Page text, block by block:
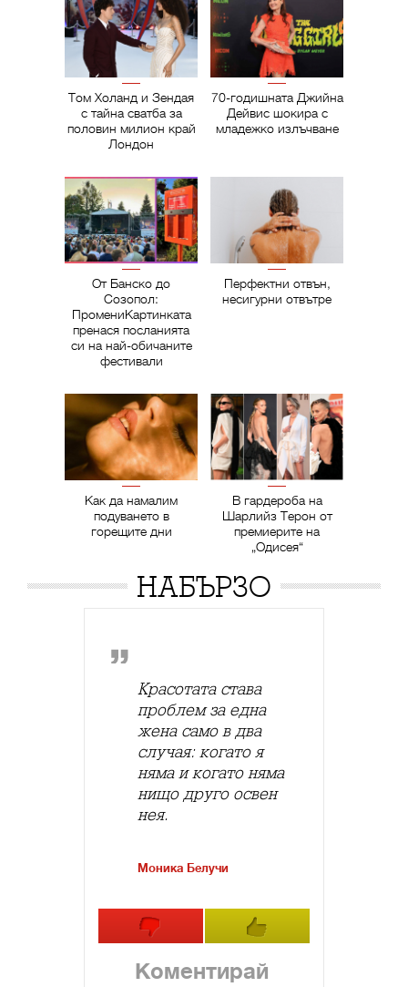
Том Холанд и Зендая
с тайна сватба за
половин милион край
Лондон
70-годишната Джийна
Дейвис шокира с
младежко излъчване
От Банско до
Созопол:
ПромениКартинката
пренася посланията
си на най-обичаните
фестивали
Перфектни отвън,
несигурни отвътре
Как да намалим
подуването в
горещите дни
В гардероба на
Шарлийз Терон от
премиерите на
„Одисея“
НАБЪРЗО
Красотата става
проблем за една
жена само в два
случая: когато я
няма и когато няма
нищо друго освен
нея.
Моника Белучи
Коментирай